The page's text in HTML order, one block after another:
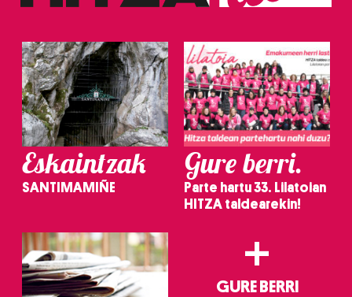
Eskaintzak
SANTIMAMIÑE
Gure berri.
Parte hartu 33. Lilatoian
HITZA taldearekin!
+
GURE BERRI